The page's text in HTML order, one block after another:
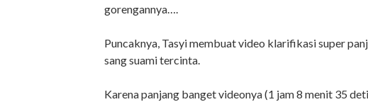
gorengannya….
Puncaknya, Tasyi membuat video klarifikasi super
sang suami tercinta.
Karena panjang banget videonya (1 jam 8 menit 35